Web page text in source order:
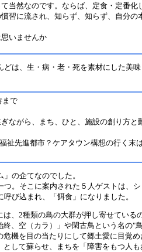
当然なのです。ならば、定食・定番化
習に流され、知らず、知らず、自分
いませんか
は、生・病・老・死を素材にした美
まで
がら、まち、ひと、施設の創り方と
先進都市？ケアタウン構想の行く末
の企てなのでした。
。そこに案内された５人ゲストは、
び込まれ、「餌食」になりました。
、2種類の鳥の大群が押し寄せている
、空（カラ）」や閑古鳥という名の"鳥
機を目の当たりにして郷土愛に目覚
として蘇らせ、まちを「障害をもつ人